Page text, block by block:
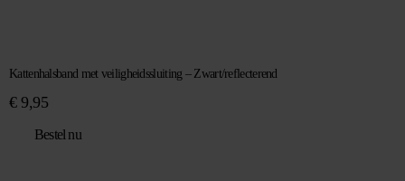
Kattenhalsband met veiligheidssluiting – Zwart/reflecterend
€9,95
Bestel nu